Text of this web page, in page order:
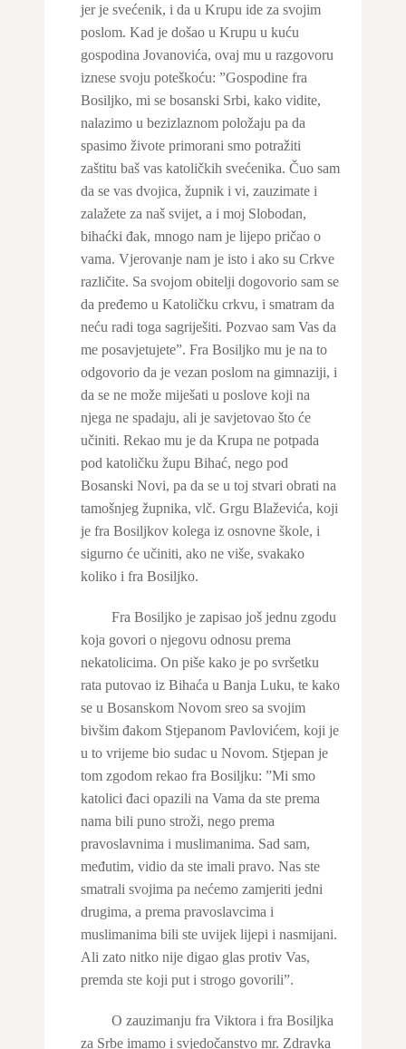
jer je svećenik, i da u Krupu ide za svojim
poslom. Kad je došao u Krupu u kuću
gospodina Jovanovića, ovaj mu u razgovoru
iznese svoju poteškoću: ”Gospodine fra
Bosiljko, mi se bosanski Srbi, kako vidite,
nalazimo u bezizlaznom položaju pa da
spasimo živote primorani smo potražiti
zaštitu baš vas katoličkih svećenika. Čuo sam
da se vas dvojica, župnik i vi, zauzimate i
zalažete za naš svijet, a i moj Slobodan,
bihaćki đak, mnogo nam je lijepo pričao o
vama. Vjerovanje nam je isto i ako su Crkve
različite. Sa svojom obitelji dogovorio sam se
da pređemo u Katoličku crkvu, i smatram da
neću radi toga sagriješiti. Pozvao sam Vas da
me posavjetujete”. Fra Bosiljko mu je na to
odgovorio da je vezan poslom na gimnaziji, i
da se ne može miješati u poslove koji na
njega ne spadaju, ali je savjetovao što će
učiniti. Rekao mu je da Krupa ne potpada
pod katoličku župu Bihać, nego pod
Bosanski Novi, pa da se u toj stvari obrati na
tamošnjeg župnika, vlč. Grgu Blaževića, koji
je fra Bosiljkov kolega iz osnovne škole, i
sigurno će učiniti, ako ne više, svakako
koliko i fra Bosiljko.
Fra Bosiljko je zapisao još jednu zgodu
koja govori o njegovu odnosu prema
nekatolicima. On piše kako je po svršetku
rata putovao iz Bihaća u Banja Luku, te kako
se u Bosanskom Novom sreo sa svojim
bivšim đakom Stjepanom Pavlovićem, koji je
u to vrijeme bio sudac u Novom. Stjepan je
tom zgodom rekao fra Bosiljku: ”Mi smo
katolici đaci opazili na Vama da ste prema
nama bili puno stroži, nego prema
pravoslavnima i muslimanima. Sad sam,
međutim, vidio da ste imali pravo. Nas ste
smatrali svojima pa nećemo zamjeriti jedni
drugima, a prema pravoslavcima i
muslimanima bili ste uvijek lijepi i nasmijani.
Ali zato nitko nije digao glas protiv Vas,
premda ste koji put i strogo govorili”.
O zauzimanju fra Viktora i fra Bosiljka
za Srbe imamo i svjedočanstvo mr. Zdravka